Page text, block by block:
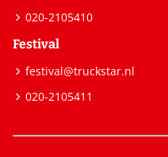
020-2105410
Festival
festival@truckstar.nl
020-2105411